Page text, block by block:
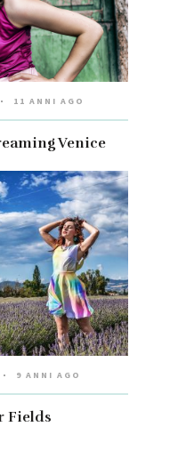
11 ANNI AGO
Venice
9 ANNI AGO
Fields